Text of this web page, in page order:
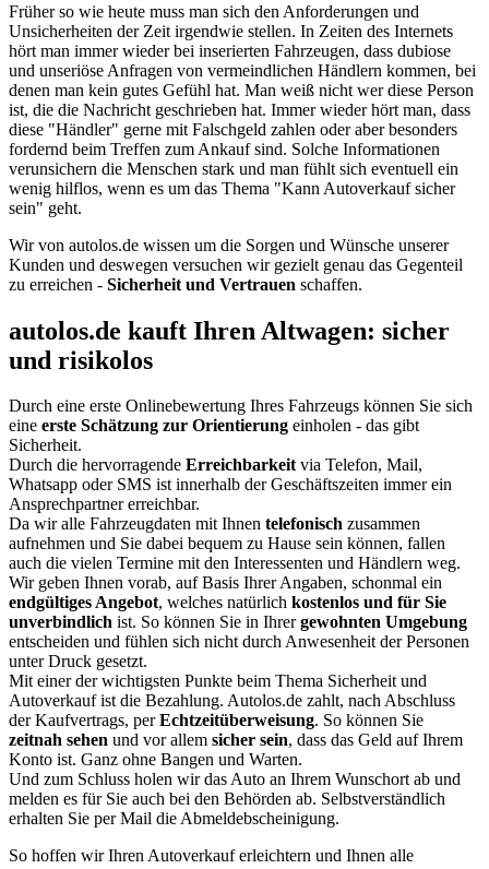
Früher so wie heute muss man sich den Anforderungen und
Unsicherheiten der Zeit irgendwie stellen. In Zeiten des Internets
hört man immer wieder bei inserierten Fahrzeugen, dass dubiose
und unseriöse Anfragen von vermeindlichen Händlern kommen, bei
denen man kein gutes Gefühl hat. Man weiß nicht wer diese Person
ist, die die Nachricht geschrieben hat. Immer wieder hört man, dass
diese "Händler" gerne mit Falschgeld zahlen oder aber besonders
fordernd beim Treffen zum Ankauf sind. Solche Informationen
verunsichern die Menschen stark und man fühlt sich eventuell ein
wenig hilflos, wenn es um das Thema "Kann Autoverkauf sicher
sein" geht.
Wir von autolos.de wissen um die Sorgen und Wünsche unserer
Kunden und deswegen versuchen wir gezielt genau das Gegenteil
zu erreichen - Sicherheit und Vertrauen schaffen.
autolos.de kauft Ihren Altwagen: sicher
und risikolos
Durch eine erste Onlinebewertung Ihres Fahrzeugs können Sie sich
eine erste Schätzung zur Orientierung einholen - das gibt
Sicherheit.
Durch die hervorragende Erreichbarkeitvia Telefon, Mail,
Whatsapp oder SMS ist innerhalb der Geschäftszeiten immer ein
Ansprechpartner erreichbar.
Da wir alle Fahrzeugdaten mit Ihnen telefonisch zusammen
aufnehmen und Sie dabei bequem zu Hause sein können, fallen
auch die vielen Termine mit den Interessenten und Händlern weg.
Wir geben Ihnen vorab, auf Basis Ihrer Angaben, schonmal ein
endgültiges Angebot, welches natürlich kostenlos und für Sie
unverbindlich ist. So können Sie in Ihrergewohnten Umgebung
entscheiden und fühlen sich nicht durch Anwesenheit der Personen
unter Druck gesetzt.
Mit einer der wichtigsten Punkte beim Thema Sicherheit und
Autoverkauf ist die Bezahlung. Autolos.de zahlt, nach Abschluss
der Kaufvertrags, perEchtzeitüberweisung. So können Sie
zeitnah sehen und vor allem sicher sein, dass das Geld auf Ihrem
Konto ist. Ganz ohne Bangen und Warten.
Und zum Schluss holen wir das Auto an Ihrem Wunschort ab und
melden es für Sie auch bei den Behörden ab. Selbstverständlich
erhalten Sie per Mail die Abmeldebscheinigung.
So hoffen wir Ihren Autoverkauf erleichtern und Ihnen alle